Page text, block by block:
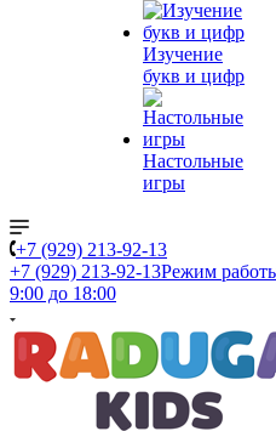
Изучение
букв и цифр
Настольные
игры
+7 (929) 213-92-13
+7 (929) 213-92-13Режим
9:00 до 18:00